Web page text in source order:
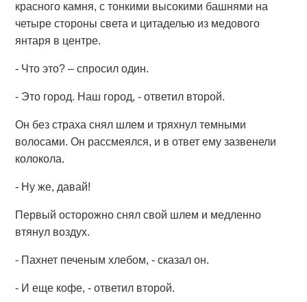
красного камня, с тонкими высокими башнями на
четыре стороны света и цитаделью из медового
янтаря в центре.
- Что это? – спросил один.
- Это город. Наш город, - ответил второй.
Он без страха снял шлем и тряхнул темными
волосами. Он рассмеялся, и в ответ ему зазвенели
колокола.
- Ну же, давай!
Первый осторожно снял свой шлем и медленно
втянул воздух.
- Пахнет печеным хлебом, - сказал он.
- И еще кофе, - ответил второй.